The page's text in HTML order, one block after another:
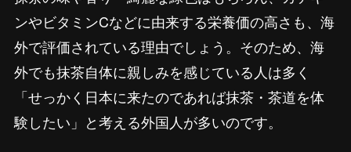
ンやビタミンCなどに由来する栄養価の高さも、海
外で評価されている理由でしょう。そのため、海
外でも抹茶自体に親しみを感じている人は多く
「せっかく日本に来たのであれば抹茶・茶道を体
験したい」と考える外国人が多いのです。